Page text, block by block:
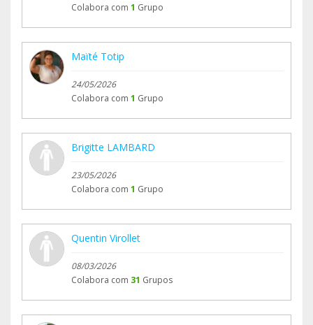
Colabora com 1 Grupo
Maïté Totip
24/05/2026
Colabora com 1 Grupo
Brigitte LAMBARD
23/05/2026
Colabora com 1 Grupo
Quentin Virollet
08/03/2026
Colabora com 31 Grupos